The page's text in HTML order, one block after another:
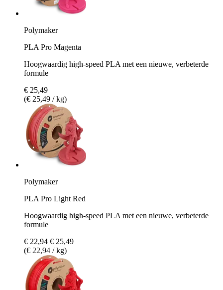
Polymaker
PLA Pro Magenta
Hoogwaardig high-speed PLA met een nieuwe, verbeterde
formule
€ 25,49
(€ 25,49 / kg)
Polymaker
PLA Pro Light Red
Hoogwaardig high-speed PLA met een nieuwe, verbeterde
formule
€ 22,94 € 25,49
(€ 22,94 / kg)